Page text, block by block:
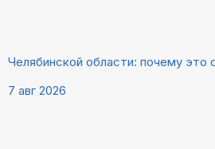
Челябинской области: почему это
7 авг 2026